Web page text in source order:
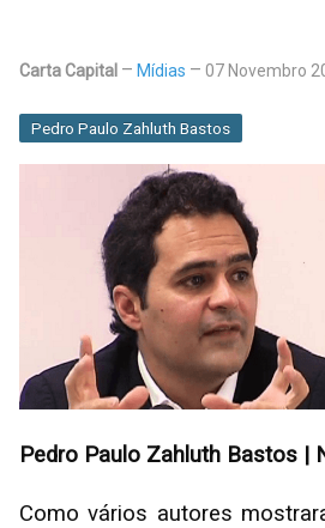
Carta Capital Mídias 07 Novembro
Pedro Paulo Zahluth Bastos
Pedro Paulo Zahluth Bastos |
Como vários autores